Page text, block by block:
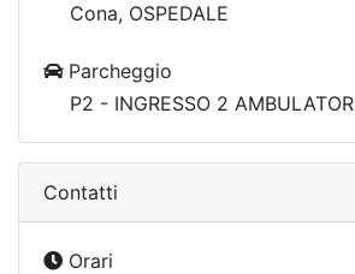
Cona, OSPEDALE
Parcheggio
P2 - INGRESSO 2
Contatti
Orari